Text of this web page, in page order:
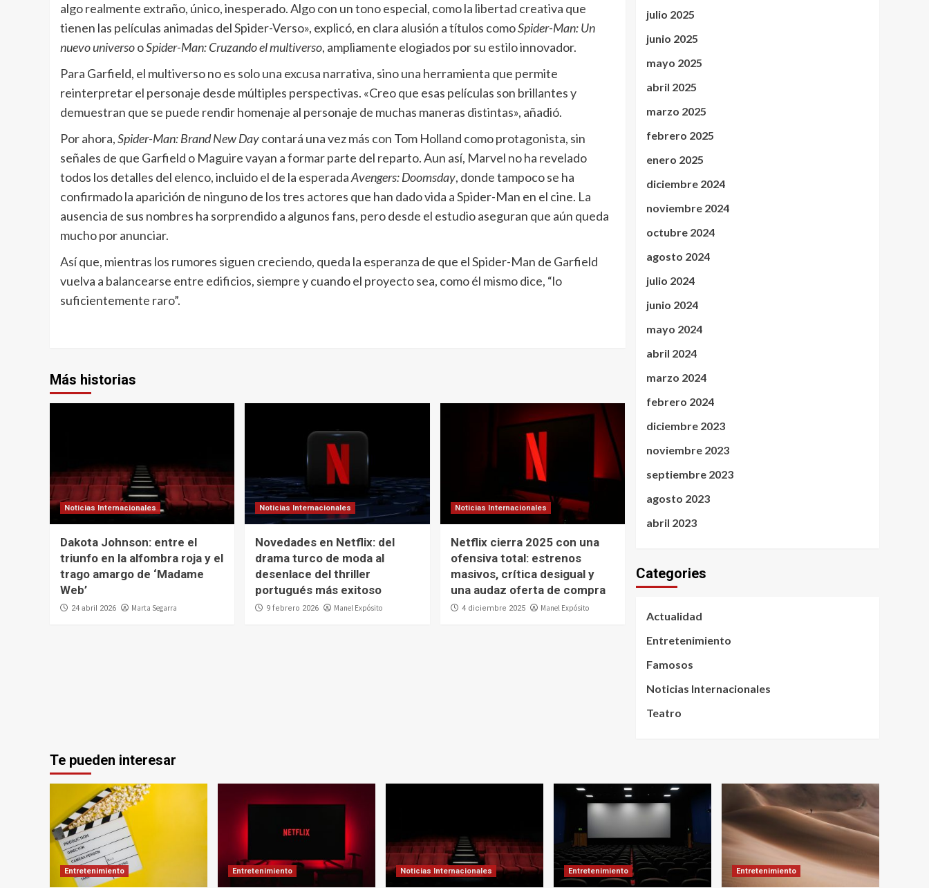
algo realmente extraño, único, inesperado. Algo con un tono especial, como la libertad creativa que
tienen las películas animadas del Spider-Verso», explicó, en clara alusión a títulos comoSpider-Man: Un
nuevo universooSpider-Man: Cruzando el multiverso, ampliamente elogiados por su estilo innovador.
Para Garfield, el multiverso no es solo una excusa narrativa, sino una herramienta que permite
reinterpretar el personaje desde múltiples perspectivas. «Creo que esas películas son brillantes y
demuestran que se puede rendir homenaje al personaje de muchas maneras distintas», añadió.
Por ahora,Spider-Man: Brand New Daycontará una vez más con Tom Holland como protagonista, sin
señales de que Garfield o Maguire vayan a formar parte del reparto. Aun así, Marvel no ha revelado
todos los detalles del elenco, incluido el de la esperadaAvengers: Doomsday, donde tampoco se ha
confirmado la aparición de ninguno de los tres actores que han dado vida a Spider-Man en el cine. La
ausencia de sus nombres ha sorprendido a algunos fans, pero desde el estudio aseguran que aún queda
mucho por anunciar.
Así que, mientras los rumores siguen creciendo, queda la esperanza de que el Spider-Man de Garfield
vuelva a balancearse entre edificios, siempre y cuando el proyecto sea, como él mismo dice, “lo
suficientemente raro”.
Más historias
Noticias Internacionales
Dakota Johnson: entre el
triunfo en la alfombra roja y el
trago amargo de ‘Madame
Web’
24 abril 2026 Marta Segarra
Noticias Internacionales
Novedades en Netflix: del
drama turco de moda al
desenlace del thriller
portugués más exitoso
9 febrero 2026 Manel Expósito
Noticias Internacionales
Netflix cierra 2025 con una
ofensiva total: estrenos
masivos, crítica desigual y
una audaz oferta de compra
4 diciembre 2025 Manel Expósito
julio 2025
junio 2025
mayo 2025
abril 2025
marzo 2025
febrero 2025
enero 2025
diciembre 2024
noviembre 2024
octubre 2024
agosto 2024
julio 2024
junio 2024
mayo 2024
abril 2024
marzo 2024
febrero 2024
diciembre 2023
noviembre 2023
septiembre 2023
agosto 2023
abril 2023
Categories
Actualidad
Entretenimiento
Famosos
Noticias Internacionales
Teatro
Te pueden interesar
Entretenimiento Entretenimiento Noticias Internacionales Entretenimiento Entretenimiento